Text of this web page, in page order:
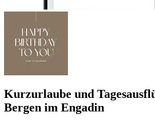
Kurzurlaube und
Bergen im Engadin